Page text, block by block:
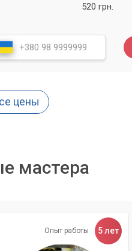
520 грн.
цены
мастера
Опыт работы 5 лет